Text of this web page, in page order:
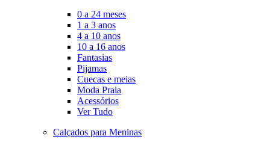
0 a 24 meses
1 a 3 anos
4 a 10 anos
10 a 16 anos
Fantasias
Pijamas
Cuecas e meias
Moda Praia
Acessórios
Ver Tudo
Calçados para Meninas